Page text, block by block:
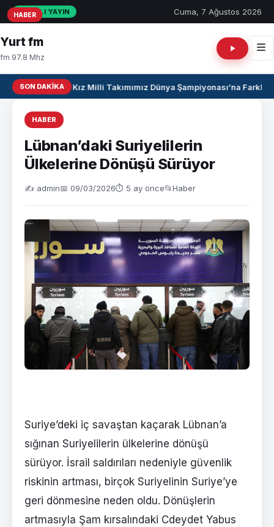
CANLI YAYIN Cuma, 7 Ağustos 2026
Yurt fm
fm 97.8 Mhz
SON DAKIKAU17 Kız Milli Takımımız Dünya Şampiyonası’na Farklı
HABER
Lübnan’daki Suriyelilerin
Ülkelerine Dönüşü Sürüyor
✍️ admin📅 09/03/2026⏱ 5 ay önce📂Haber
Suriye’deki iç savaştan kaçarak Lübnan’a
sığınan Suriyelilerin ülkelerine dönüşü
sürüyor. İsrail saldırıları nedeniyle güvenlik
riskinin artması, birçok Suriyelinin Suriye’ye
geri dönmesine neden oldu. Dönüşlerin
artmasıyla Şam kırsalındaki Cdeydet Yabus
HABER
HABER
HABER